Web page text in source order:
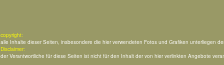
copyright:
alle Inhalte dieser Seiten, insbesondere die hier verwendeten Fotos und Grafiken unterliegen
Disclaimer:
der Verantwortliche für diese Seiten ist nicht für den Inhalt der von hier verlinkten Angebote